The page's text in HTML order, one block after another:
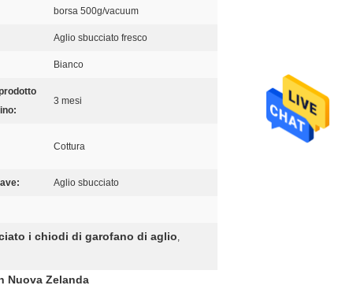
borsa 500g/vacuum
Aglio sbucciato fresco
Bianco
3 mesi
Cottura
Aglio sbucciato
i chiodi di garofano di aglio,
Nuova Zelanda